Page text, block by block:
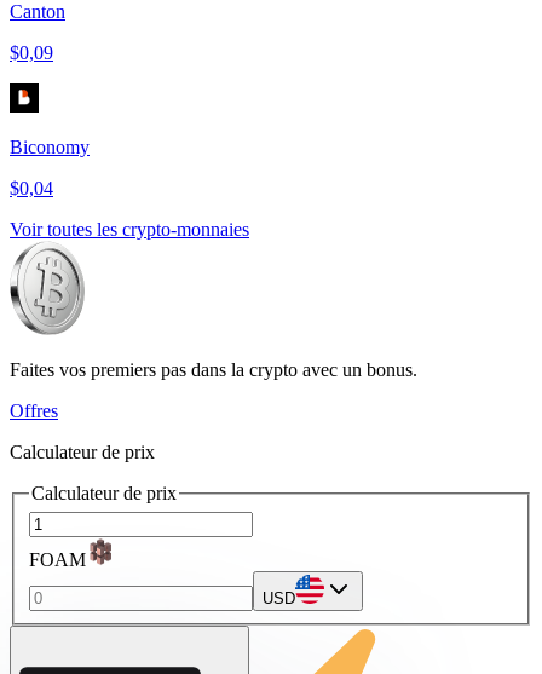
Canton
$0,09
Biconomy
$0,04
Voir toutes les crypto-monnaies
Faites vos premiers pas dans la crypto avec un bonus.
Offres
Calculateur de prix
Calculateur de prix
FOAM
USD